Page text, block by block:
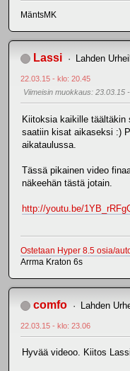
MäntsMK
Lassi Lahden
22.03.15 - klo: 20.45
Viimeisin muokkaus: 23.03.15
Kiitoksia kaikille täältäkin
saatiin kisat aikaseksi :)
aikataulussa.
Tässä pikainen video
näkeehän tästä jotain.
http://youtu.be/
Ostetaan Hyper 8.5 osia/
Arrma Kraton 6s
comfo Lahden
22.03.15 - klo: 23.06
Hyvää videoo. Kiitos